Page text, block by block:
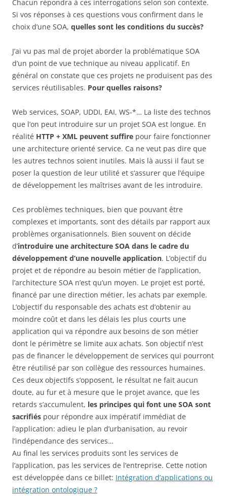
Chacun répondra à ces interrogations selon son contexte.
Si vos réponses à ces questions vous confirment dans le
choix d’une SOA, quelles sont les conditions du succès?
J’ai vu pas mal de projet aborder la problématique SOA
d’un point de vue technique au niveau applicatif. En
général on constate que ces projets ne produisent pas des
services réutilisables. Pour quelles raisons?
Web services, SOAP, UDDI, EAI, WS-*… La liste des technos
que l’on peut introduire sur un projet SOA est longue. En
réalité HTTP + XML peuvent suffire pour faire fonctionner
une architecture orienté service. Ca ne veut pas dire que
les autres technos soient inutiles. Mais là aussi il faut se
poser la question de leur utilité et s’assurer que l’équipe
de développement les maîtrises avant de les introduire.
Ces problèmes techniques, bien que pouvant être
complexes et importants, sont des détails par rapport aux
problèmes organisationnels. Bien souvent on décide
d’introduire une architecture SOA dans le cadre du
développement d’une nouvelle application. L’objectif du
projet et de répondre au besoin métier de l’application,
l’architecture SOA n’est qu’un moyen. Le projet est porté,
financé par une direction métier, les achats par exemple.
L’objectif du responsable des achats est d’obtenir au
moindre coût et dans les délais les plus courts une
application qui va répondre aux besoins de son métier
dont le périmètre se limite aux achats. Son objectif n’est
pas de financer le développement de services qui pourront
être réutilisé par son collègue des ressources humaines.
Ces deux objectifs s’opposent, le résultat ne fait aucun
doute, au fur et à mesure que le projet avance, que les
retards s’accumulent, les principes qui font une SOA sont
sacrifiés pour répondre aux impératif immédiat de
l’application: adieu le plan d’urbanisation, au revoir
l’indépendance des services…
Au final les services produits sont les services de
l’application, pas les services de l’entreprise. Cette notion
est développée dans ce billet: Intégration d’applications ou
intégration ontologique ?